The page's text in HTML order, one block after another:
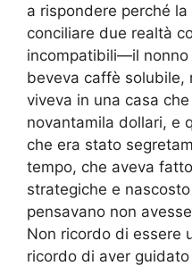
a rispondere perché
conciliare due realtà
incompatibili—il nonno
beveva caffè solubile,
viveva in una casa
novantamila dollari, e
che era stato
tempo, che aveva
strategiche e
pensavano non
Non ricordo di essere
ricordo di aver